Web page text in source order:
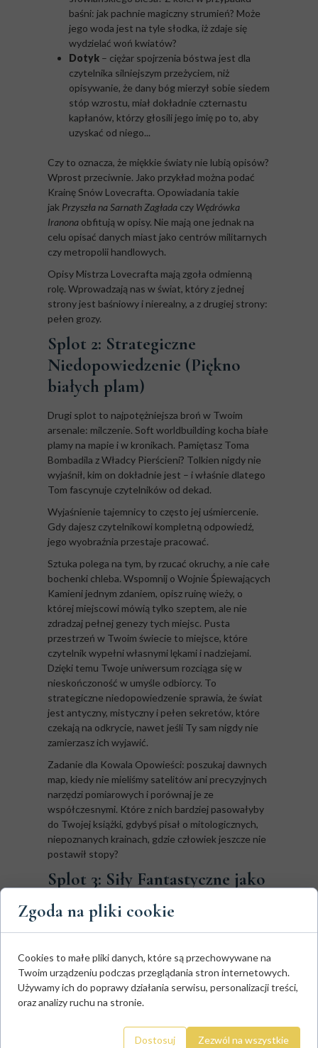
baśni: jak pachnie magiczny strumień? Może
jego woda jest na tyle słodka, iż zdaje się
wydzielać woń kwiatów?
Dotyk – ciężar spojrzenia bóstwa jest dla
czytelnika silniejszym przeżyciem, niż
opisywanie, że dany bóg mierzył sobie siedem
stóp wzrostu, miał dokładnie czternastu
kapłanów, którzy głosili jego imię po to, aby
uzyskać od niego...
Czy to oznacza, że miękkie światy nie lubią opisów?
Wprost przeciwnie. Jako przykład można podać
Krainę Snów Lovecrafta. Opowiadania takie
jak Przyszła na Sarnath Zagłada czy Wędrówka
Iranona obfitują w opisy. Nie mają one jednak na
celu opisać danych miast jako centrów militarnych
czy metropolii handlowych.
Opisy Mistrza Lovecrafta mają zgoła odmienną
rolę. Wprowadzają nas w świat, który z jednej
strony jest baśniowy i nierealny, a z drugiej strony:
pełen grozy.
Splot 2: Strategiczne
Niedopowiedzenie (Piękno
białych plam)
Drugi splot to najpotężniejsza broń w Twoim
arsenale: milczenie. Soft worldbuilding kocha białe
plamy na mapie i w kronikach. Pamiętasz Toma
Bombadila z Władcy Pierścieni? Tolkien nigdy nie
wyjaśnił, kim on dokładnie jest – i właśnie dlatego
Tom fascynuje czytelników od dekad.
Wyjaśnienie tajemnicy to często jej uśmiercenie.
Gdy dajesz czytelnikowi kompletną odpowiedź,
jego wyobraźnia przestaje pracować.
Sztuka polega na tym, by rzucać okruchy, a nie całe
bochenki chleba. Wspomnij o Wojnie Śpiewających
Kamieni jednym zdaniem, opisz ruinę wieży, o
której miejscowi mówią tylko szeptem, ale nie
zdradzaj pełnej genezy tych miejsc. Pusta
przestrzeń w Twoim świecie to miejsce, które
czytelnik wypełni własnymi lękami i nadziejami.
Dzięki temu Twoje uniwersum rozciąga się w
nieskończoność w umyśle odbiorcy. To
strategiczne niedopowiedzenie sprawia, że świat
jest antyczny, mistyczny i pełen sekretów, które
czekają na odkrycie, nawet jeśli Ty sam nigdy nie
zamierzasz ich wyjawić.
Zadanie dla Kowala Opowieści: poszukaj dawnych
map, kiedy nie mieliśmy satelitów ani precyzyjnych
narzędzi pomiarowych i porównaj je ze
współczesnymi. Które z nich bardziej pasowałyby
do Twojej książki, gdybyś pisał o mitologicznych,
niepoznanych krainach, gdzie człowiek jeszcze nie
postawił stopy?
Splot 3: Siły Fantastyczne jako
Sacrum (Żywioł zamiast
narzędzia)
technologią. Nie jest to zestaw zaklęć z
podręcznika, które zawsze dają ten sam efekt.
Trzeci splot polega na traktowaniu magii jako siły
wyższej, żywiołu, który jest niepojęty i często
groźny. To nie jest pistolet, z którego bohater
strzela do wrogów lub system, który możesz
Zgoda na pliki cookie
Cookies to małe pliki danych, które są przechowywane na
Twoim urządzeniu podczas przeglądania stron internetowych.
Używamy ich do poprawy działania serwisu, personalizacji treści,
oraz analizy ruchu na stronie.
Dostosuj Zezwól na wszystkie